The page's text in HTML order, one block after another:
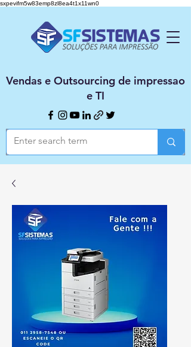
sxpevifm5w83emp8zl8ea4t1x11wn0
Vendas e Outsourcing de impressao
e TI